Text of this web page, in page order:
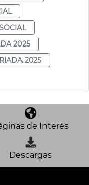
2025
2025
de Interés
Descargas